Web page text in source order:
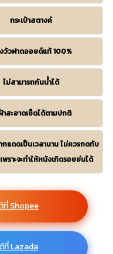
กระเป๋าสตางค์
วัวฝาดออยด์แท้ 100%
ไม่สามารถกันน้ำได้
าสะอาดเช็ดได้ตามปกติ
กแดดเป็นเวลานาน ไม่ควรกดทับ
พราะจะทำให้หนังเกิดรอยย่นได้
ที่ Shopee
ที่ Lazada